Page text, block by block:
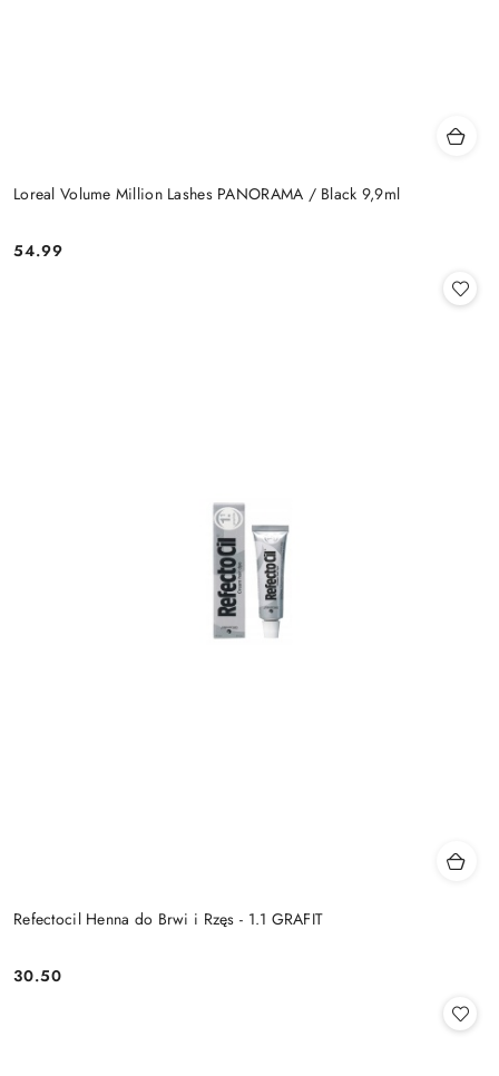
Loreal Volume Million Lashes PANORAMA / Black 9,9ml
Cena:
54.99
Refectocil Henna do Brwi i Rzęs - 1.1 GRAFIT
Cena:
30.50